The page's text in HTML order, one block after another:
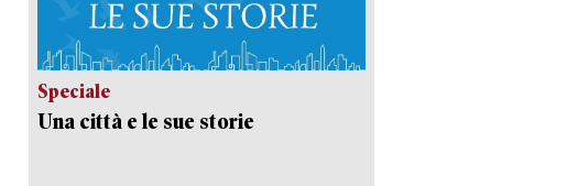
Speciale
Una città e le sue storie